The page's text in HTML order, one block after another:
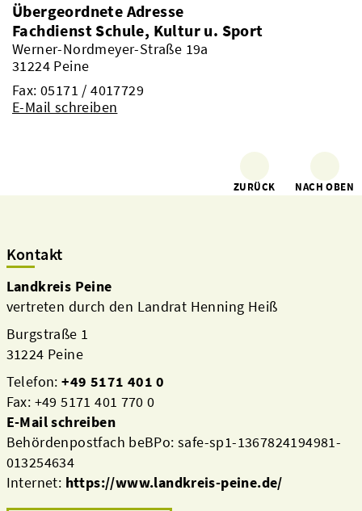
Übergeordnete Adresse
Fachdienst Schule, Kultur u. Sport
Werner-Nordmeyer-Straße 19a
31224 Peine
Fax: 05171 / 4017729
E-Mail schreiben
ZURÜCK NACH OBEN
Kontakt
Landkreis Peine
vertreten durch den Landrat Henning Heiß
Burgstraße 1
31224 Peine
Telefon:+49 5171 401 0
Fax: +49 5171 401 770 0
E-Mail schreiben
Behördenpostfach beBPo: safe-sp1-1367824194981-
013254634
Internet: https://www.landkreis-peine.de/